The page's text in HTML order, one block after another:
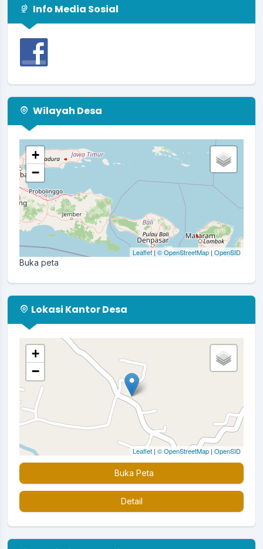
Info Media Sosial
Wilayah Desa
+
−
Leaflet| © OpenStreetMap| OpenSID
Buka peta
Lokasi Kantor Desa
+
−
Leaflet | © OpenStreetMap | OpenSID
Buka Peta
Detail